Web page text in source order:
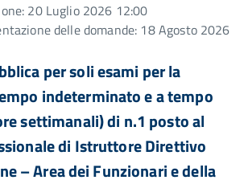
20 Luglio 2026 12:00
delle domande: 18 Agosto 2026
per soli esami per la
indeterminato e a tempo
settimanali) di n.1 posto al
di Istruttore Direttivo
– Area dei Funzionari e della